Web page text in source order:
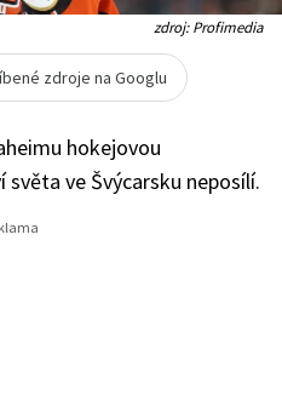
zdroj: Profimedia
zdroje na Googlu
hokejovou
ve Švýcarsku neposílí.